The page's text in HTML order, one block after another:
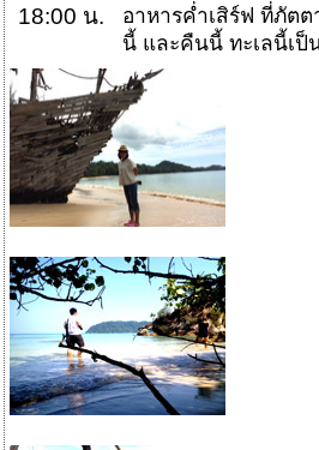
18:00 น.
อาหารค่ำเสิร์ฟ ที่ภัต
นี้ และคืนนี้ ทะเลนี้เป็